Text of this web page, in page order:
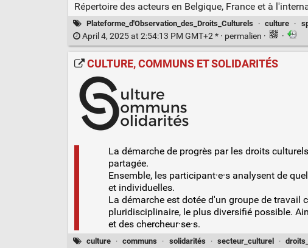
Répertoire des acteurs en Belgique, France et à
Plateforme_d'Observation_des_Droits_Culturels · culture ·
April 4, 2025 at 2:54:13 PM GMT+2 * · permalien · ·
CULTURE, COMMUNS ET SOLIDARITÉS
La démarche de progrès par les droits
partagée.
Ensemble, les participant·e·s analysent de
et individuelles.
La démarche est dotée d'un groupe de travail
pluridisciplinaire, le plus diversifié possible.
et des chercheur·se·s.
culture · communs · solidarités · secteur_culturel ·